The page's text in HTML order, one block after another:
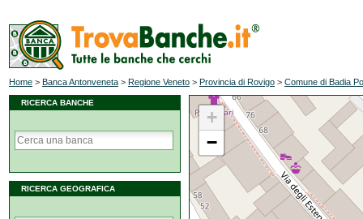
Home > Banca Antonveneta > Regione Veneto > Provincia di Rovigo > Comune di Badia
RICERCA BANCHE
RICERCA GEOGRAFICA
+
−